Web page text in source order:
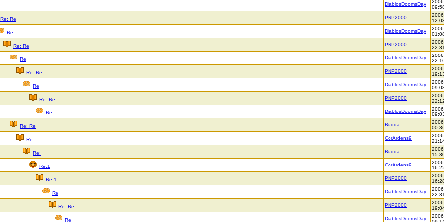
DiablosDoomsDay
Re: Re PNP2000
Re DiablosDoomsDay
Re: Re PNP2000
Re DiablosDoomsDay
Re: Re PNP2000
Re DiablosDoomsDay
Re: Re PNP2000
Re DiablosDoomsDay
Re: Re Budda
Re: CorArdens9
Re: Budda
Re:1 CorArdens9
Re:1 PNP2000
Re DiablosDoomsDay
Re: Re PNP2000
Re DiablosDoomsDay